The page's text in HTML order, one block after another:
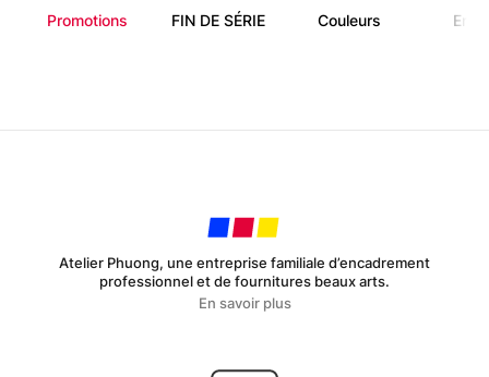
Promotions FIN DE SÉRIE Couleurs
Atelier Phuong, une entreprise familiale d’encadrement
professionnel et de fournitures beaux arts.
En savoir plus